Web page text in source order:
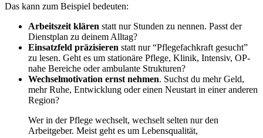
Das kann zum Beispiel bedeuten:
Arbeitszeit klären statt nur Stunden zu nennen. Passt der
Dienstplan zu deinem Alltag?
Einsatzfeld präzisieren statt nur “Pflegefachkraft gesucht”
zu lesen. Geht es um stationäre Pflege, Klinik, Intensiv, OP-
nahe Bereiche oder ambulante Strukturen?
Wechselmotivation ernst nehmen. Suchst du mehr Geld,
mehr Ruhe, Entwicklung oder einen Neustart in einer anderen
Region?
Wer in der Pflege wechselt, wechselt selten nur den
Arbeitgeber. Meist geht es um Lebensqualität,